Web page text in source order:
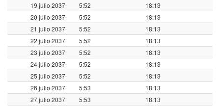
19 julio 2037
5:52
18:13
20 julio 2037
5:52
18:13
21 julio 2037
5:52
18:13
22 julio 2037
5:52
18:13
23 julio 2037
5:52
18:13
24 julio 2037
5:52
18:13
25 julio 2037
5:52
18:13
26 julio 2037
5:53
18:13
27 julio 2037
5:53
18:13